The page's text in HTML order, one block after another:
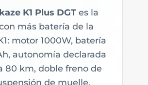
K1 Plus DGTes la
más batería de la
motor 1000W, batería
autonomía declarada
80 km, doble freno de
de muelle,